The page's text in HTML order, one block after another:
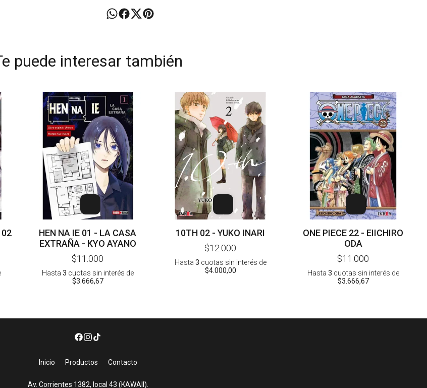
puede interesar también
02
HEN NA IE 01 - LA CASA
EXTRAÑA - KYO AYANO
$11.000
Hasta 3 cuotas sin interés de
$3.666,67
10TH 02 - YUKO INARI
$12.000
Hasta 3 cuotas sin interés de
$4.000,00
ONE PIECE 22 - EIICHIRO
ODA
$11.000
Hasta 3 cuotas sin interés de
$3.666,67
Inicio Productos Contacto
Av. Corrientes 1382, local 43 (KAWAII).